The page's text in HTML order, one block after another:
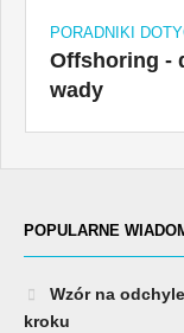
PORADNIKI
Offshoring -
wady
POPULARNE
Wzór na
kroku